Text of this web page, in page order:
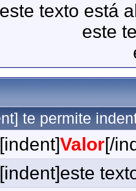
este texto está
este
te permite
[indent]Valor[/
[indent]este